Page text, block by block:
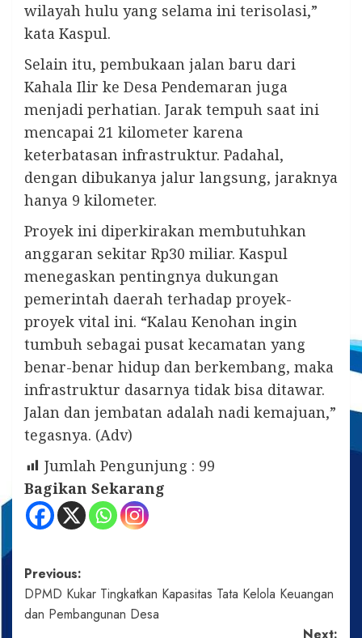
wilayah hulu yang selama ini terisolasi,”
kata Kaspul.
Selain itu, pembukaan jalan baru dari
Kahala Ilir ke Desa Pendemaran juga
menjadi perhatian. Jarak tempuh saat ini
mencapai 21 kilometer karena
keterbatasan infrastruktur. Padahal,
dengan dibukanya jalur langsung, jaraknya
hanya 9 kilometer.
Proyek ini diperkirakan membutuhkan
anggaran sekitar Rp30 miliar. Kaspul
menegaskan pentingnya dukungan
pemerintah daerah terhadap proyek-
proyek vital ini. “Kalau Kenohan ingin
tumbuh sebagai pusat kecamatan yang
benar-benar hidup dan berkembang, maka
infrastruktur dasarnya tidak bisa ditawar.
Jalan dan jembatan adalah nadi kemajuan,”
tegasnya. (Adv)
Jumlah Pengunjung : 99
Bagikan Sekarang
Post
navigation
Previous:
DPMD Kukar Tingkatkan Kapasitas Tata Kelola Keuangan
dan Pembangunan Desa